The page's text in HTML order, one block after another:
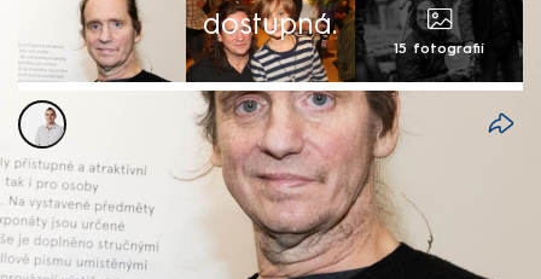
dostupná.
15 fotografií
David Laštovka
17. dub 2026, 08:08
Do hereckého nebe odešel herec Jan
Potměšil. Bylo mu 60 let. Jak oznámila jeho
manželka Radka, zemřel ve čtvrtek večer